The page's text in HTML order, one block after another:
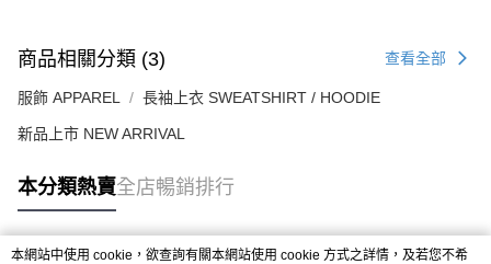
商品相關分類 (3) 查看全部
服飾 APPAREL 長袖上衣 SWEATSHIRT / HOODIE
新品上市 NEW ARRIVAL
本分類熱賣全店暢銷排行
本網站中使用 cookie，欲查詢有關本網站使用 cookie 方式之詳情，及若您不希